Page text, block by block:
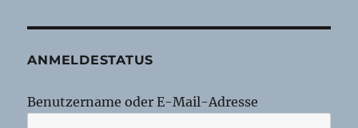
ANMELDESTATUS
Benutzername oder E-Mail-Adresse